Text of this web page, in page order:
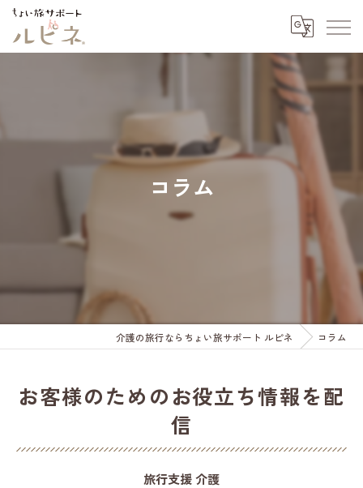
コラム
介護の旅行ならちょい旅サポート ルピネ コラム
お客様のためのお役立ち情報を配
信
旅行支援 介護